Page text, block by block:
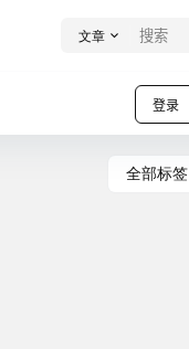
文章
登录
全部标签